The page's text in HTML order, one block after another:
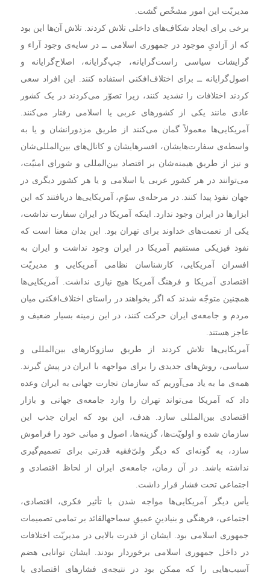
مدیریّت این امور مشخّص گشت.
برخی برای ایجاد شکاف‌های داخلی تلاش کردند. تلاش آن‌ها این بود
که از آزادیِ موجود در جمهوری اسلامی ــ در سایه‌ی وجود آراء و
گرایشات سیاسی راست‌گرایانه، چپ‌گرایانه، اصلاح‌گرایانه و
اصول‌گرایانه ــ برای اختلاف‌افکنی استفاده کنند. این افراد سعی
کردند اختلافات را تشدید کنند، زیرا تصوّر می‌کردند در یک کشور
عادی مانند یکی از کشورهای عربی یا اسلامی رفتار می‌کنند.
آمریکایی‌ها معمولاً گمان می‌کنند از طریق مزدورانشان و یا به
واسطه‌ی سفارت‌هایشان، افسرهایشان و کانال‌های بین‌المللی‌شان
و نیز از طریق هیمنه‌شان بر اقتصاد بین‌المللی و شورای امنیّت،
می‌توانند در هر کشور عربی یا اسلامی و یا هر کشور دیگری در
جهان نفوذ پیدا کنند. در مرحله‌ی سوّم، آمریکایی‌ها دریافتند که این
ابزارها در ایران وجود ندارد. اینکه آمریکا در ایران سفارت نداشت،
یکی از نعمت‌های خداوند برای تهران بود. این بدان معنا است که
نفوذ فیزیکی مستقیم آمریکا در ایران وجود نداشت و ایران به
افسران آمریکایی، کارشناسان نظامی آمریکایی و مدیریّت
اقتصادی آمریکا و فرهنگ آمریکا هیچ نیازی نداشت. آمریکایی‌ها
همچنین متوجّه شدند که اگر بخواهند در راستای اختلاف‌افکنی میان
مردم و جامعه‌ی ایران حرکت کنند، در این زمینه بسیار ضعیف و
عاجز هستند.
آمریکایی‌ها تلاش کردند از طریق سازوکارهای بین‌المللی و
سیاسی، روش‌های جدیدی را برای مواجهه با ایران در پیش گیرند.
همه‌ی ما به یاد می‌آوریم که سازمان تجارت جهانی به ایران وعده
داد که آمریکا می‌تواند تهران را وارد جامعه‌ی جهانی و بازار
اقتصادی بین‌المللی سازد. هدف، این بود که ایران جذب این
سازمان شده و اولویّت‌ها، گزینه‌ها، اصول و مبانی خود را فراموش
سازد، به گونه‌ای که دیگر ولیّ‌فقیه قدرتی برای تصمیم‌گیری
نداشته باشد. در آن زمان، جامعه‌ی ایران از لحاظ اقتصادی و
اجتماعی تحت فشار قرار داشت.
یأس دیگر آمریکایی‌ها مواجه شدن با تأثیر فکری، اقتصادی،
اجتماعی، فرهنگی و بنیادینِ عمیقِ سماحهالقائد بر تمامی تصمیمات
جمهوری اسلامی بود. ایشان از قدرت بالایی در مدیریّت اختلافات
در داخل جمهوری اسلامی برخوردار بودند. ایشان توانایی هضم
آسیب‌هایی را که ممکن بود در نتیجه‌ی فشارهای اقتصادی یا